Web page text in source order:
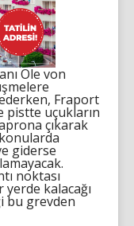
Ole von
ederken, Fraport
pistte uçukların
çıkarak
giderse
noktası
kalacağı
bu grevden